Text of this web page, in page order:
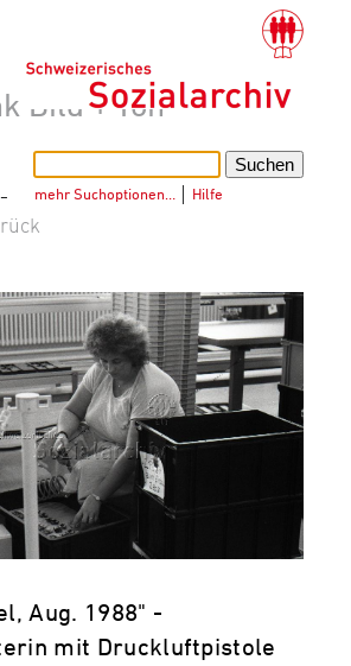
Bild + Ton
mehr Suchoptionen… Hilfe
Aug. 1988" -
mit Druckluftpistole